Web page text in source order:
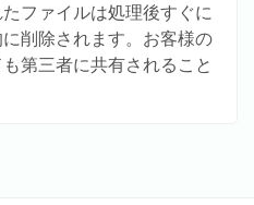
ファイルは処理後すぐに
削除されます。お客様の
第三者に共有されること